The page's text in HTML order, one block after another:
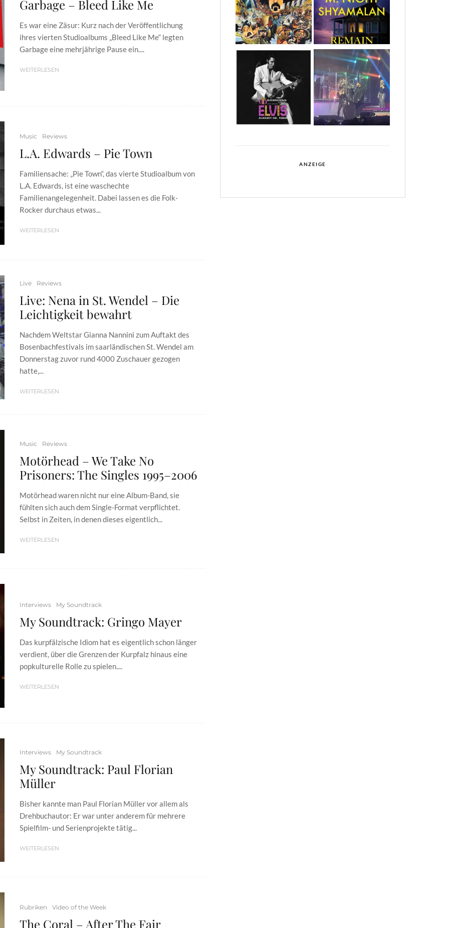
Garbage – Bleed Like Me
Es war eine Zäsur: Kurz nach der Veröffentlichung
ihres vierten Studioalbums „Bleed Like Me“ legten
Garbage eine mehrjährige Pause ein....
WEITERLESEN
Music Reviews
L.A. Edwards – Pie Town
Familiensache: „Pie Town“, das vierte Studioalbum von
L.A. Edwards, ist eine waschechte
Familienangelegenheit. Dabei lassen es die Folk-
Rocker durchaus etwas...
WEITERLESEN
Live Reviews
Live: Nena in St. Wendel – Die
Leichtigkeit bewahrt
Nachdem Weltstar Gianna Nannini zum Auftakt des
Bosenbachfestivals im saarländischen St. Wendel am
Donnerstag zuvor rund 4000 Zuschauer gezogen
hatte,...
WEITERLESEN
Music Reviews
Motörhead – We Take No
Prisoners: The Singles 1995–2006
Motörhead waren nicht nur eine Album-Band, sie
fühlten sich auch dem Single-Format verpflichtet.
Selbst in Zeiten, in denen dieses eigentlich...
WEITERLESEN
Interviews My Soundtrack
My Soundtrack: Gringo Mayer
Das kurpfälzische Idiom hat es eigentlich schon länger
verdient, über die Grenzen der Kurpfalz hinaus eine
popkulturelle Rolle zu spielen....
WEITERLESEN
Interviews My Soundtrack
My Soundtrack: Paul Florian
Müller
Bisher kannte man Paul Florian Müller vor allem als
Drehbuchautor: Er war unter anderem für mehrere
Spielfilm- und Serienprojekte tätig...
WEITERLESEN
Rubriken Video of the Week
The Coral – After The Fair
ANZEIGE